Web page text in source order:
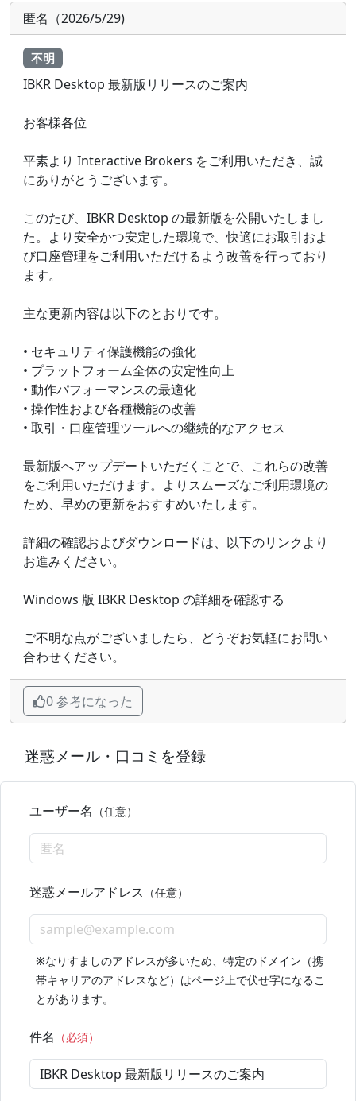
匿名（2026/5/29)
不明
IBKR Desktop 最新版リリースのご案内
お客様各位
平素より Interactive Brokers をご利用いただき、誠
にありがとうございます。
このたび、IBKR Desktop の最新版を公開いたしまし
た。より安全かつ安定した環境で、快適にお取引およ
び口座管理をご利用いただけるよう改善を行っており
ます。
主な更新内容は以下のとおりです。
• セキュリティ保護機能の強化
• プラットフォーム全体の安定性向上
• 動作パフォーマンスの最適化
• 操作性および各種機能の改善
• 取引・口座管理ツールへの継続的なアクセス
最新版へアップデートいただくことで、これらの改善
をご利用いただけます。よりスムーズなご利用環境の
ため、早めの更新をおすすめいたします。
詳細の確認およびダウンロードは、以下のリンクより
お進みください。
Windows 版 IBKR Desktop の詳細を確認する
ご不明な点がございましたら、どうぞお気軽にお問い
合わせください。
0 参考になった
迷惑メール・口コミを登録
ユーザー名 （任意）
迷惑メールアドレス （任意）
※なりすましのアドレスが多いため、特定のドメイン（携
帯キャリアのアドレスなど）はページ上で伏せ字になるこ
とがあります。
件名 （必須）